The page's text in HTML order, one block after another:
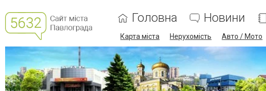
Головна Новини
Карта міста Нерухомість Авто / Мото